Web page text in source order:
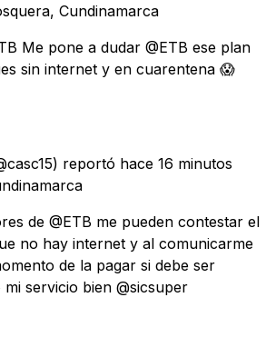
Cundinamarca
Me pone a dudar @ETB ese plan
sin internet y en cuarentena 😱
reportó hace 16 minutos
de @ETB me pueden contestar el
no hay internet y al comunicarme
de la pagar si debe ser
servicio bien @sicsuper